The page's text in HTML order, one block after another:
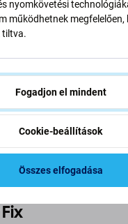
Olvasson többet
a
nyomkövetési
működhetnek megfelelően,
tiltva.
Fogadjon el mindent
Cookie-beállítások
Összes elfogadása